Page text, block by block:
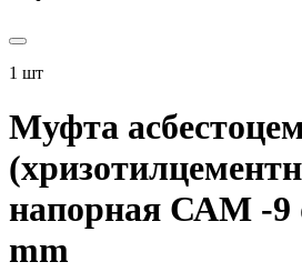
1 шт
Муфта
напорная САМ -9
mm